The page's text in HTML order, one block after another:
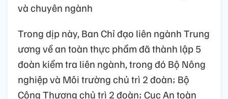
và chuyên ngành
Trong dịp này, Ban Chỉ đạo liên ngành Trung
ương về an toàn thực phẩm đã thành lập 5
đoàn kiểm tra liên ngành, trong đó Bộ Nông
nghiệp và Môi trường chủ trì 2 đoàn; Bộ
Công Thương chủ trì 2 đoàn; Cục An toàn